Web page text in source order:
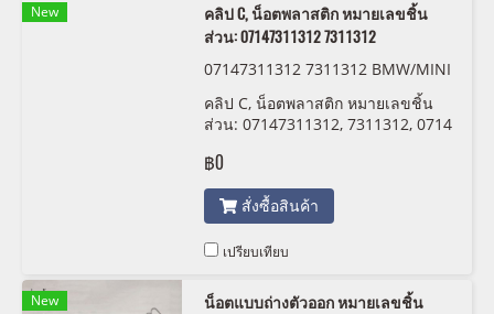
New
คลิป C, น็อตพลาสติก หมายเลขชิ้น
ส่วน: 07147311312 7311312
07147311312 7311312 BMW/MINI
คลิป C, น็อตพลาสติก หมายเลขชิ้น
ส่วน: 07147311312, 7311312, 0714
฿0
สั่งซื้อสินค้า
เปรียบเทียบ
New
น็อตแบบถ่างตัวออก หมายเลขชิ้น